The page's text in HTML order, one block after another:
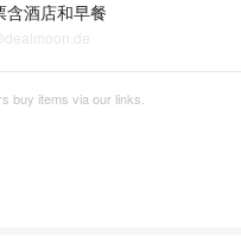
含酒店和早餐
buy items via our links.